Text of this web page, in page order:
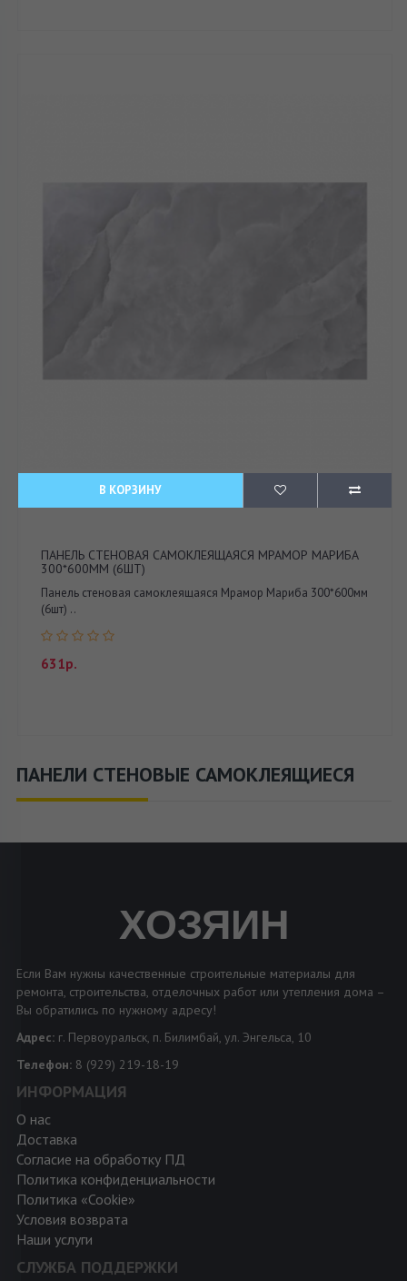
В КОРЗИНУ
ПАНЕЛЬ СТЕНОВАЯ САМОКЛЕЯЩАЯСЯ МРАМОР МАРИБА
300*600ММ (6ШТ)
Панель стеновая самоклеящаяся Мрамор Мариба 300*600мм
(6шт) ..
631р.
ПАНЕЛИ СТЕНОВЫЕ САМОКЛЕЯЩИЕСЯ
ХОЗЯИН
Если Вам нужны качественные строительные материалы для
ремонта, строительства, отделочных работ или утепления дома –
Вы обратились по нужному адресу!
Адрес: г. Первоуральск, п. Билимбай, ул. Энгельса, 10
Телефон: 8 (929) 219-18-19
ИНФОРМАЦИЯ
О нас
Доставка
Согласие на обработку ПД
Политика конфиденциальности
Политика «Cookie»
Условия возврата
Наши услуги
СЛУЖБА ПОДДЕРЖКИ